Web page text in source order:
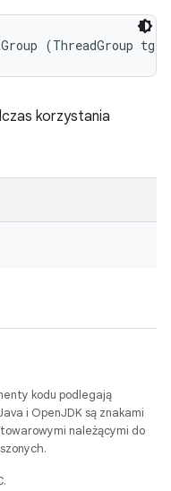
(ThreadGroup tg)
korzystania
kodu podlegają
i OpenJDK są znakami
należącymi do